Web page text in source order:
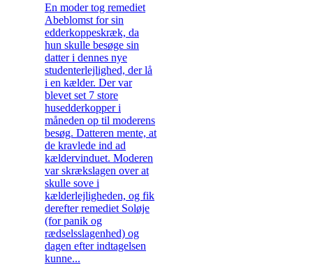
En moder tog remediet
Abeblomst for sin
edderkoppeskræk, da
hun skulle besøge sin
datter i dennes nye
studenterlejlighed, der lå
i en kælder. Der var
blevet set 7 store
husedderkopper i
måneden op til moderens
besøg. Datteren mente, at
de kravlede ind ad
kældervinduet. Moderen
var skrækslagen over at
skulle sove i
kælderlejligheden, og fik
derefter remediet Soløje
(for panik og
rædselsslagenhed) og
dagen efter indtagelsen
kunne...